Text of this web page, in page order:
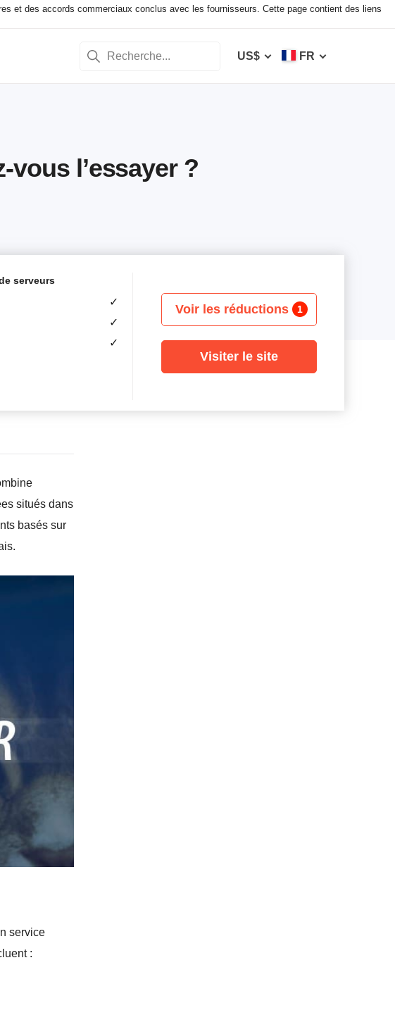
et des accords commerciaux conclus avec les fournisseurs. Cette page contient des liens
US$ FR
vous l’essayer ?
serveurs
✓
✓
✓
Voir les réductions 1
Visiter le site
situés dans
basés sur
service
: